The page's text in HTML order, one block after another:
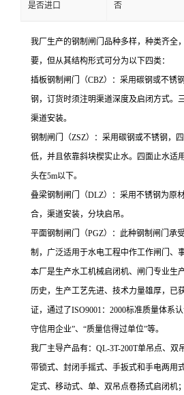
是否进口 否
我厂生产的钢制闸门品种多样，种类齐全
要，但从其结构形式可分为以下四类：
插板钢制闸门（CBZ）：采用碳钢或不锈
钢，订货时须注明渠道深度及启闭方式。
渠道安装。
钢制闸门（ZSZ）：采用碳钢或不锈钢，
低，并且依靠斜块楔实止水。四面止水适
头在5m以下。
叠梁钢制闸门（DLZ）：采用不锈钢为原
合，渠道安装，分块启吊。
平面钢制闸门（PGZ）：此种钢制闸门承
制，广泛适用于水电工程中作工作闸门、
本厂是生产水工机械启闭机、闸门专业生
历史，生产工艺先进、技术力量雄厚，已
证，通过了ISO9001： 2000标准质量体系
守信用企业”、“质量信得过单位”等。
我厂主导产品有： QL-3T-200T单吊点、双
带锁式、封闭手摇式、手扳式和手电两用式
定式、移动式、单、双吊点卷扬式启闭机